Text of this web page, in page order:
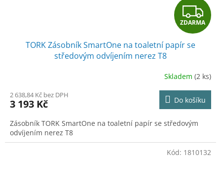
Z
D
R
M
A
ZDARMA
TORK Zásobník SmartOne na toaletní papír se
středovým odvíjením nerez T8
Skladem (2 ks)
2 638,84 Kč bez DPH
3 193 Kč Do košíku
Zásobník TORK SmartOne na toaletní papír se středovým
odvíjením nerez T8
Kód: 1810132